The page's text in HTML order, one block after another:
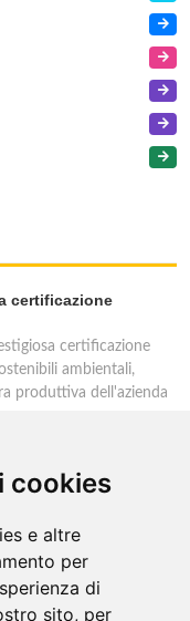
cookies
e altre
per
di
sito, per
certificazione
certificazione
ambientali,
produttiva dell'azienda
53ª edizione dal
la 53ª edizione della
al prodotto simbolo